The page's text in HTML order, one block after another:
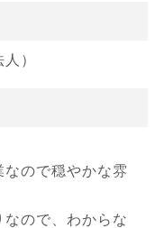
）
なので穏やかな雰
なので、わからな